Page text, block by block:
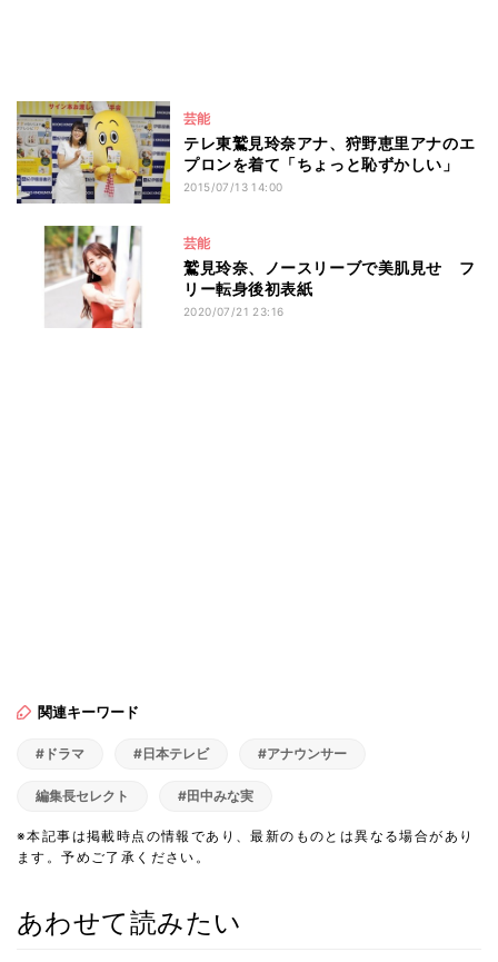
芸能
テレ東鷲見玲奈アナ、狩野恵里アナのエ
プロンを着て「ちょっと恥ずかしい」
2015/07/13 14:00
芸能
鷲見玲奈、ノースリーブで美肌見せ フ
リー転身後初表紙
2020/07/21 23:16
関連キーワード
#ドラマ #日本テレビ #アナウンサー
編集長セレクト #田中みな実
※本記事は掲載時点の情報であり、最新のものとは異なる場合があり
ます。予めご了承ください。
あわせて読みたい